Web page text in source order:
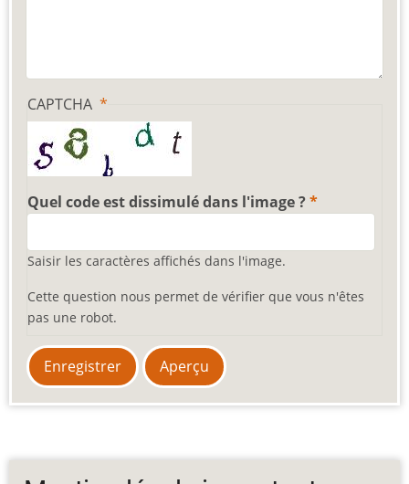
CAPTCHA
Quel code est dissimulé dans l'image ?
Saisir les caractères affichés dans l'image.
Cette question nous permet de vérifier que vous n'êtes
pas une robot.